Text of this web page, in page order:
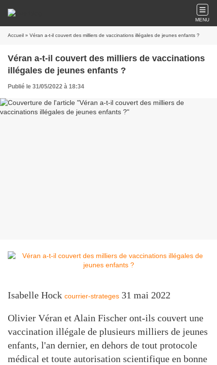
MENU
Accueil » Véran a-t-il couvert des milliers de vaccinations illégales de jeunes enfants ?
Véran a-t-il couvert des milliers de vaccinations
illégales de jeunes enfants ?
Publié le 31/05/2022 à 18:34
Isabelle Hock courrier-strateges 31 mai 2022
Olivier Véran et Alain Fischer ont-ils couvert une
vaccination illégale de plusieurs milliers de jeunes
enfants, l'an dernier, en dehors de tout protocole
médical et toute autorisation scientifique en bonne